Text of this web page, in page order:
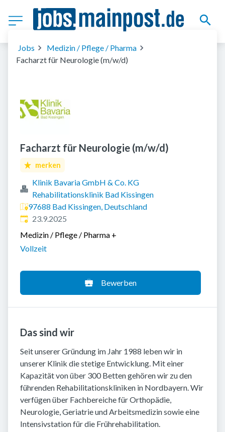
Jobs
Medizin / Pflege / Pharma
Facharzt für Neurologie (m/w/d)
Facharzt für Neurologie (m/w/d)
merken
Klinik Bavaria GmbH & Co. KG
Rehabilitationsklinik Bad Kissingen
97688 Bad Kissingen, Deutschland
Veröffentlicht
23.9.2025
Medizin / Pflege / Pharma +
Vollzeit
Bewerben
Das sind wir
Seit unserer Gründung im Jahr 1988 leben wir in
unserer Klinik die stetige Entwicklung. Mit einer
Kapazität von über 300 Betten gehören wir zu den
führenden Rehabilitationskliniken in Nordbayern. Wir
verfügen über Fachbereiche für Orthopädie,
Neurologie, Geriatrie und Arbeitsmedizin sowie eine
Intensivstation für die Frührehabilitation.